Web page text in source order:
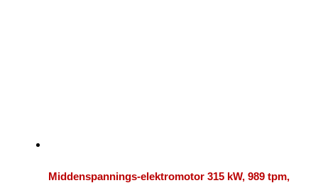
Middenspannings-elektromotor 315 kW, 989 tpm,